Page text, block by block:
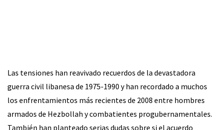
Las tensiones han reavivado recuerdos de la devastadora
guerra civil libanesa de 1975-1990 y han recordado a muchos
los enfrentamientos más recientes de 2008 entre hombres
armados de Hezbollah y combatientes progubernamentales.
También han planteado serias dudas sobre si el acuerdo